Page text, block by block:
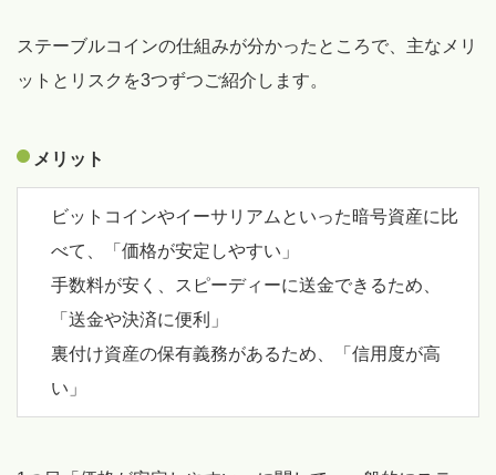
ステーブルコインの仕組みが分かったところで、主なメリ
ットとリスクを3つずつご紹介します。
メリット
ビットコインやイーサリアムといった暗号資産に比
べて、「価格が安定しやすい」
手数料が安く、スピーディーに送金できるため、
「送金や決済に便利」
裏付け資産の保有義務があるため、「信用度が高
い」